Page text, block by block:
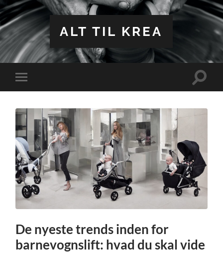
ALT TIL KREA
Toggle
mobile
Toggle
De nyeste trends inden for
barnevognslift: hvad du skal vide